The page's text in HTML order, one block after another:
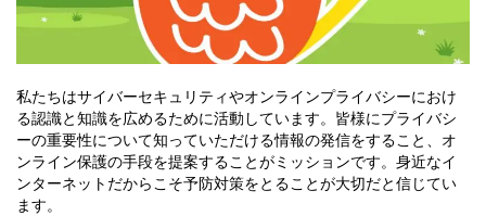
私たちはサイバーセキュリティやオンラインプライバシーにおけ
る認識と知識を広めるために活動しています。皆様にプライバシ
ーの重要性について知っていただける情報の発信をすること、オ
ンライン保護の手段を提案することがミッションです。身近なイ
ンターネットだからこそ予防対策をとることが大切だと信じてい
ます。